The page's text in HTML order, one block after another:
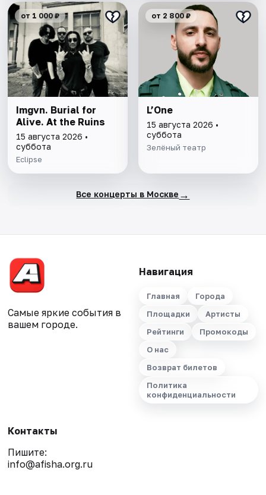
от 1 000 ₽
Imgvn. Burial for
Alive. At the Ruins
15 августа 2026 •
суббота
Eclipse
от 2 800 ₽
L’One
15 августа 2026 •
суббота
Зелёный театр
Все концерты в Москве →
Самые яркие события в
вашем городе.
Навигация
Главная
Города
Площадки
Артисты
Рейтинги
Промокоды
О нас
Возврат билетов
Политика
конфиденциальности
Контакты
Пишите:
info@afisha.org.ru